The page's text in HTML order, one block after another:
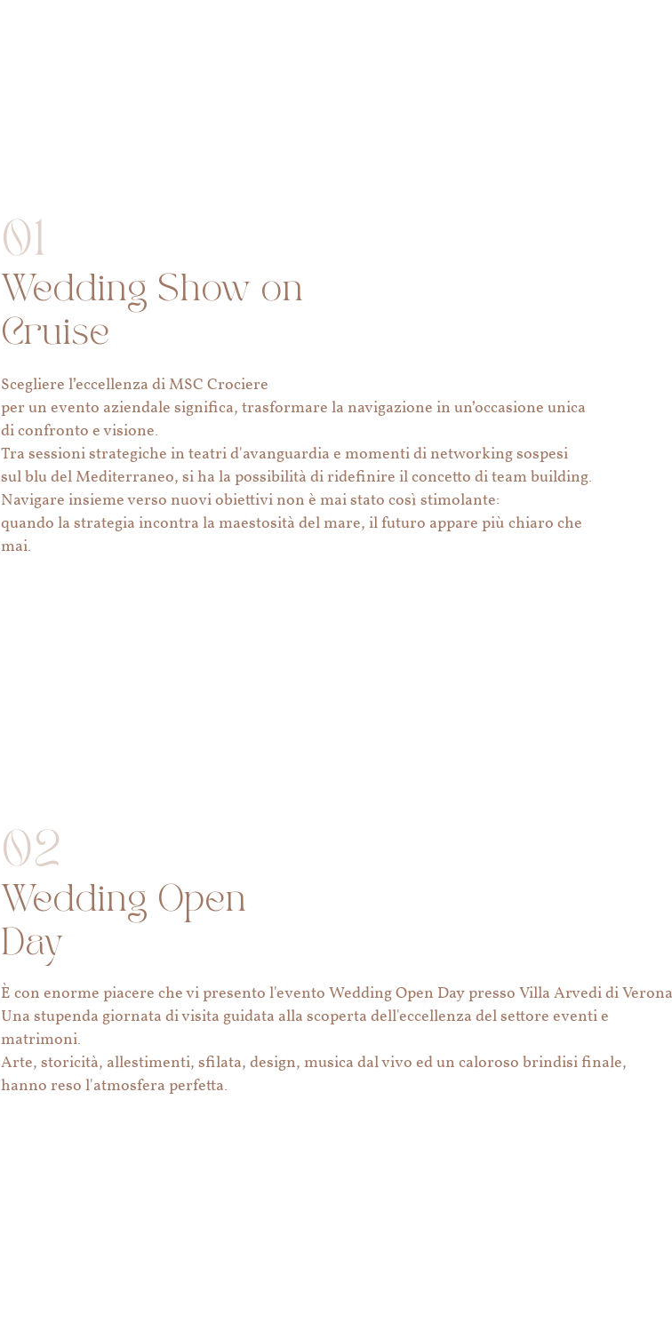
01
Wedding Show on
Cruise
Scegliere l’eccellenza di MSC Crociere
per un evento aziendale significa, trasformare la navigazione in un’occasione unica
di confronto e visione.
Tra sessioni strategiche in teatri d'avanguardia e momenti di networking sospesi
sul blu del Mediterraneo, si ha la possibilità di ridefinire il concetto di team building.
Navigare insieme verso nuovi obiettivi non è mai stato così stimolante:
quando la strategia incontra la maestosità del mare, il futuro appare più chiaro che
mai.
02
Wedding Open
Day
È con enorme piacere che vi presento l'evento Wedding Open Day presso Villa Arvedi di Verona
Una stupenda giornata di visita guidata alla scoperta dell'eccellenza del settore eventi e
matrimoni.
Arte, storicità, allestimenti, sfilata, design, musica dal vivo ed un caloroso brindisi finale,
hanno reso l'atmosfera perfetta.